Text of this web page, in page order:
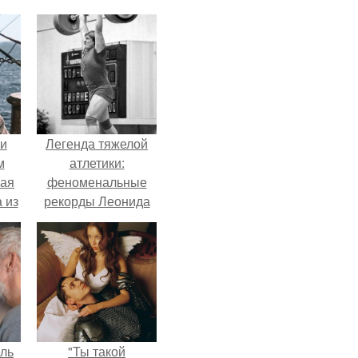
из
Легенда тяжелой
атлетики:
феноменальные
рекорды Леонида
Тараненко.
"Ты такой